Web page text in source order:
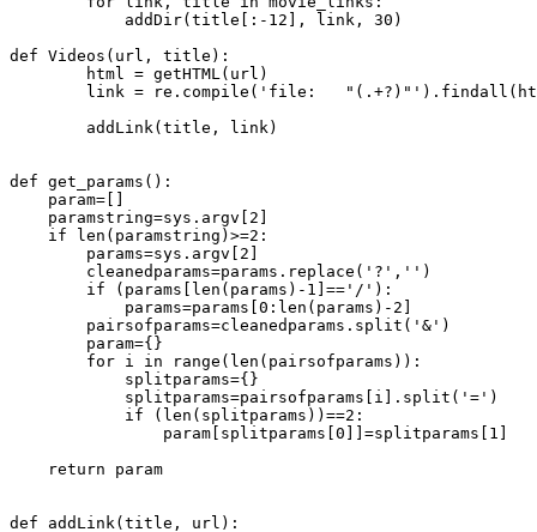
def Videos(url, title):
def get_params():
    param=[]
    paramstring=sys.argv[2]
    if len(paramstring)>=2:
        params=sys.argv[2]
        cleanedparams=params.replace('?','')
        if (params[len(params)-1]=='/'):
            params=params[0:len(params)-2]
        pairsofparams=cleanedparams.split('&')
        param={}
        for i in range(len(pairsofparams)):
            splitparams={}
            splitparams=pairsofparams[i].split('=')
            if (len(splitparams))==2:
                param[splitparams[0]]=splitparams[1]
    return param
def addLink(title, url):